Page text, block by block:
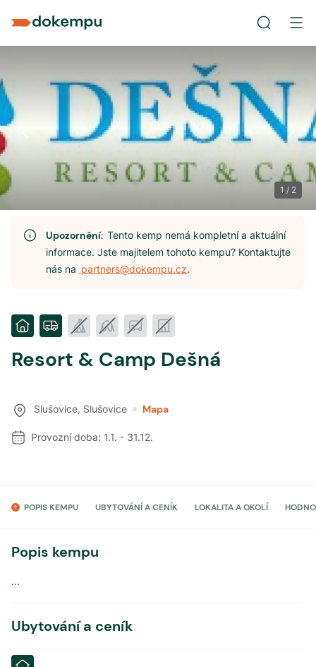
1 / 2
Upozornění:Tento kemp nemá kompletní a aktuální
informace. Jste majitelem tohoto kempu? Kontaktujte
nás na partners@dokempu.cz.
Resort & Camp Dešná
Slušovice, Slušovice Mapa
Provozní doba: 1.1. - 31.12.
POPIS KEMPU UBYTOVÁNÍ A CENÍK LOKALITA A OKOLÍ
Popis kempu
...
Ubytování a ceník